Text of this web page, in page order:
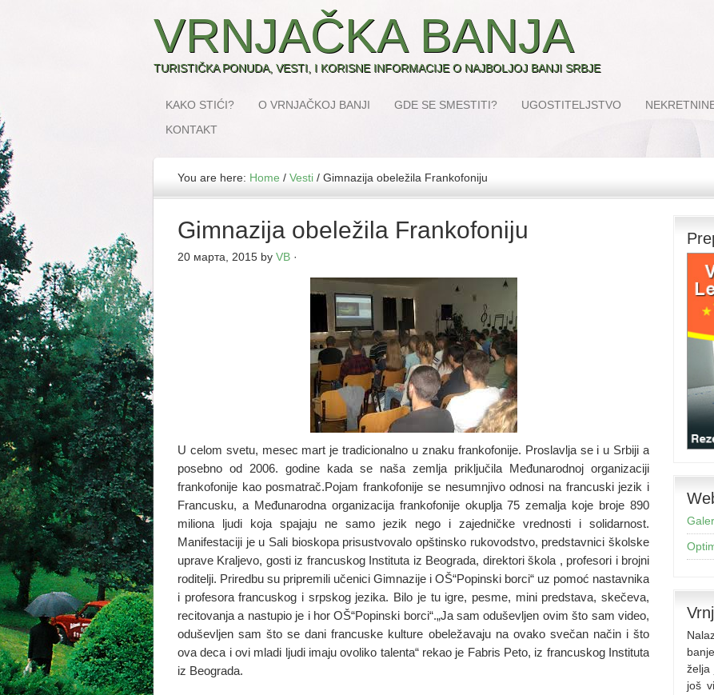
VRNJAČKA BANJA
TURISTIČKA PONUDA, VESTI, I KORISNE INFORMACIJE O NAJBOLJOJ BANJI SRBJE
KAKO STIĆI? O VRNJAČKOJ BANJI GDE SE SMESTITI? UGOSTITELJSTVO
KONTAKT
You are here: Home / Vesti / Gimnazija obeležila Frankofoniju
Gimnazija obeležila Frankofoniju
20 марта, 2015 by VB ·
U celom svetu, mesec mart je tradicionalno u znaku frankofonije. Proslavlja se i u Srbiji a
posebno od 2006. godine kada se naša zemlja priključila Međunarodnoj organizaciji
frankofonije kao posmatrač.Pojam frankofonije se nesumnjivo odnosi na francuski jezik i
Francusku, a Međunarodna organizacija frankofonije okuplja 75 zemalja koje broje 890
miliona ljudi koja spajaju ne samo jezik nego i zajedničke vrednosti i solidarnost.
Manifestaciji je u Sali bioskopa prisustvovalo opštinsko rukovodstvo, predstavnici školske
uprave Kraljevo, gosti iz francuskog Instituta iz Beograda, direktori škola , profesori i brojni
roditelji. Priredbu su pripremili učenici Gimnazije i OŠ“Popinski borci“ uz pomoć nastavnika
i profesora francuskog i srpskog jezika. Bilo je tu igre, pesme, mini predstava, skečeva,
recitovanja a nastupio je i hor OŠ“Popinski borci“.„Ja sam oduševljen ovim što sam video,
oduševljen sam što se dani francuske kulture obeležavaju na ovako svečan način i što
ova deca i ovi mladi ljudi imaju ovoliko talenta“ rekao je Fabris Peto, iz francuskog Instituta
iz Beograda.
želja
još